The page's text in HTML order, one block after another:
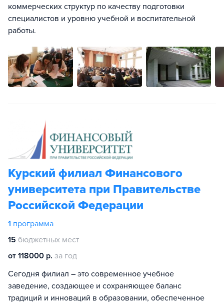
коммерческих структур по качеству подготовки
специалистов и уровню учебной и воспитательной
работы.
Курский филиал Финансового
университета при Правительстве
Российской Федерации
1 программа
15 бюджетных мест
от 118000 р. за год
Сегодня филиал – это современное учебное
заведение, создающее и сохраняющее баланс
традиций и инноваций в образовании, обеспеченное